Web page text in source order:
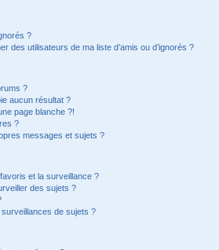
?
des utilisateurs de ma liste d’amis ou d’ignorés ?
?
aucun résultat ?
page blanche ?!
?
messages et sujets ?
et la surveillance ?
des sujets ?
de sujets ?